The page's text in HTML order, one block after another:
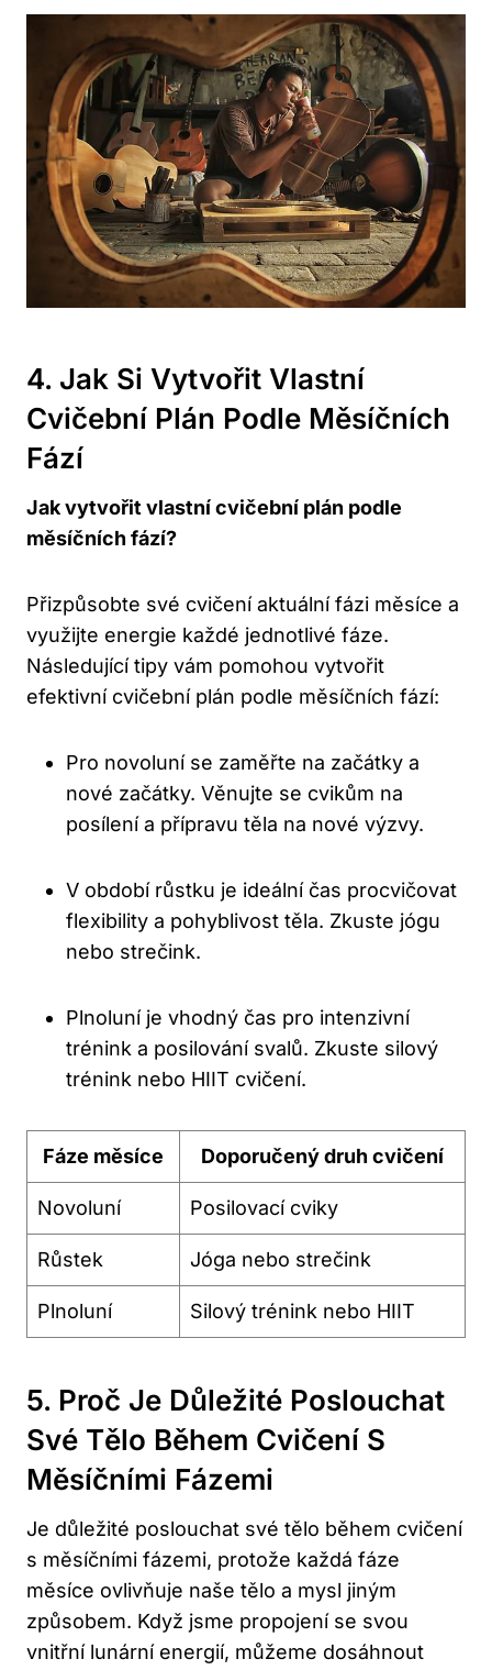
4. Jak⁣ Si Vytvořit Vlastní⁢
Cvičební ⁤plán Podle Měsíčních
Fází
Jak vytvořit vlastní cvičební plán podle
měsíčních fází?
Přizpůsobte své cvičení aktuální fázi měsíce a
využijte energie každé jednotlivé fáze.
Následující ⁣tipy⁢ vám pomohou ⁣vytvořit
⁤efektivní cvičební plán podle měsíčních fází:
Pro novoluní se zaměřte na⁤ začátky a
nové začátky.⁤ Věnujte se cvikům na⁣
posílení a přípravu těla na nové výzvy.
V ⁣období růstku ⁣je ⁣ideální čas‍ procvičovat
flexibility a pohyblivost těla. Zkuste jógu
nebo strečink.
Plnoluní je vhodný čas pro intenzivní
trénink‍ a posilování svalů.‌ Zkuste silový
trénink ‌nebo ‍HIIT ​cvičení.
Fáze měsíce Doporučený druh cvičení
Novoluní Posilovací cviky
Růstek Jóga ⁤nebo strečink
Plnoluní Silový trénink nebo HIIT
5.‍ Proč Je ‌důležité Poslouchat⁢
Své Tělo Během Cvičení S
Měsíčními Fázemi
Je důležité poslouchat své tělo⁤ během cvičení
s měsíčními fázemi, ‍protože každá fáze
měsíce ovlivňuje naše tělo a mysl jiným ​
způsobem. Když jsme propojení se svou
vnitřní ⁣lunární energií, můžeme dosáhnout